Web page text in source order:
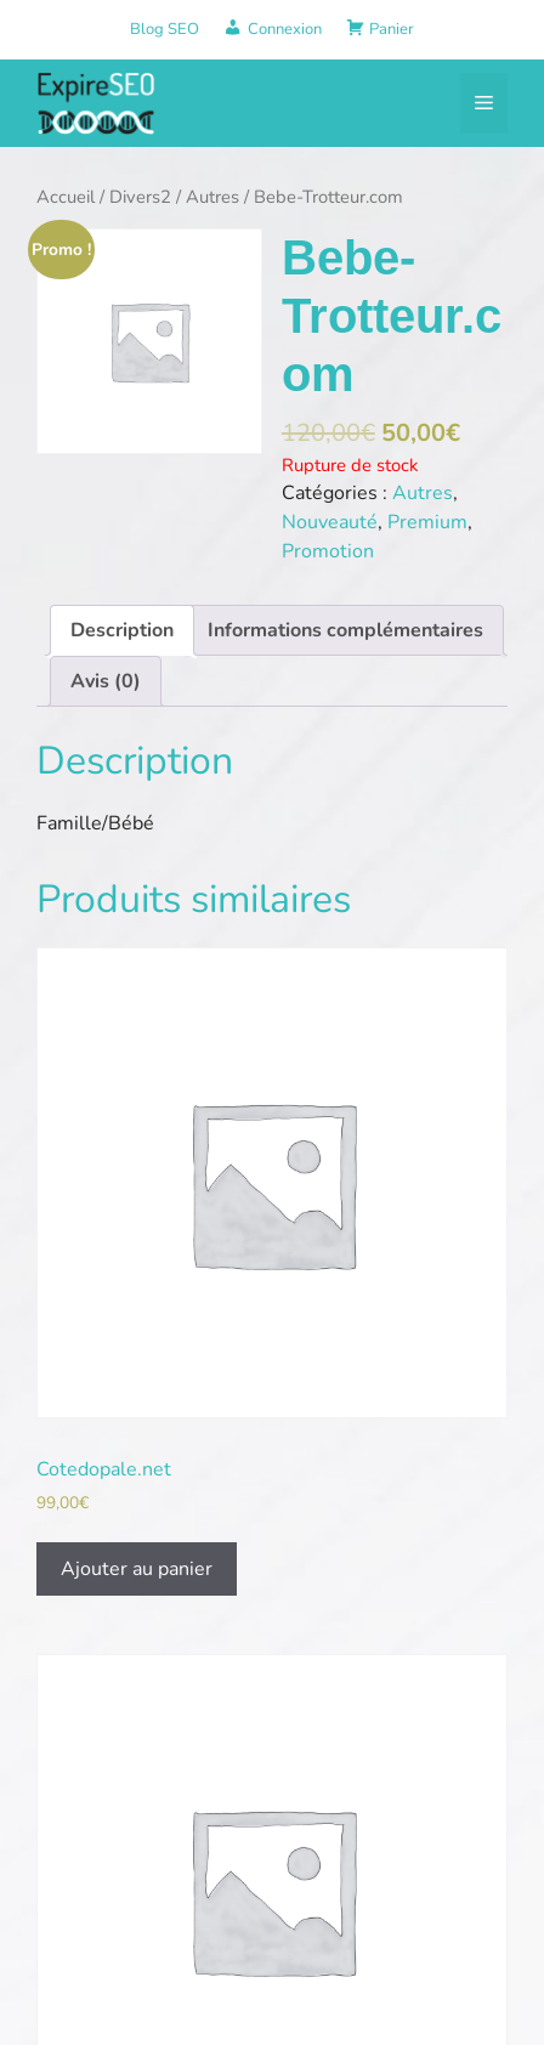
contenu
Blog SEO Connexion Panier
Menu
Accueil/ Divers2 /Autres / Bebe-Trotteur.com
Promo !
Bebe-
Trotteur.c
om
120,00€ 50,00€
Rupture de stock
Catégories : Autres,
Nouveauté, Premium,
Promotion
Description
Informations complémentaires
Avis (0)
Description
Famille/Bébé
Produits similaires
Cotedopale.net
99,00€
Ajouter au panier